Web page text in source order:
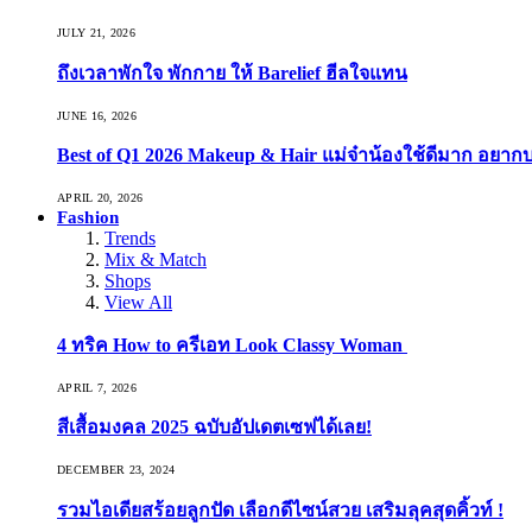
JULY 21, 2026
ถึงเวลาพักใจ พักกาย ให้ Barelief ฮีลใจแทน
JUNE 16, 2026
Best of Q1 2026 Makeup & Hair แม่จ๋าน้องใช้ดีมาก อยาก
APRIL 20, 2026
Fashion
Trends
Mix & Match
Shops
View All
4 ทริค How to ครีเอท Look Classy Woman
APRIL 7, 2026
สีเสื้อมงคล 2025 ฉบับอัปเดตเซฟได้เลย!
DECEMBER 23, 2024
รวมไอเดียสร้อยลูกปัด เลือกดีไซน์สวย เสริมลุคสุดคิ้วท์ !